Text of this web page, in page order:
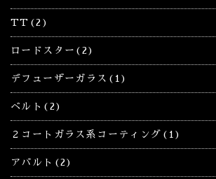
TT(2)
ロードスター(2)
デフューザーガラス(1)
ベルト(2)
２コートガラス系コーティング(1)
アバルト(2)